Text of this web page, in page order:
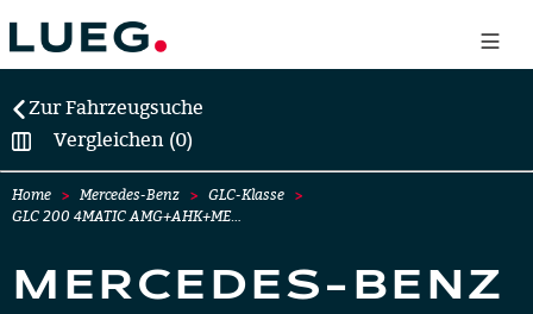
Zur Fahrzeugsuche
Vergleichen (0)
Home Mercedes-Benz
GLC-Klasse
GLC 200 4MATIC AMG+AHK+ME…
MERCEDES-BENZ